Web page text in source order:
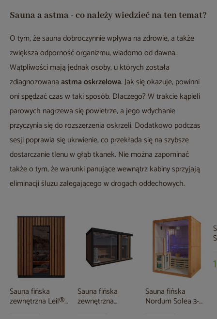
Sauna a astma - co należy wiedzieć na ten temat?
O tym, że sauna dobroczynnie wpływa na zdrowie, a także
zwiększa odporność organizmu, wiadomo od dawna.
Wątpliwości mają jednak osoby, u których została
zdiagnozowanaastma oskrzelowa. Jak się okazuje, powinni
oni spędzać czas w taki sposób. Dlaczego? W trakcie kąpieli
parowych nagrzewa się powietrze, a jego wdychanie
przyczynia się do rozszerzenia oskrzeli. Dodatkowo podczas
sesji poprawia się ukrwienie, co przekłada się na szybsze
dostarczanie tlenu w głąb tkanek. Nie można zapominać
także o tym, że warunki panujące wewnątrz kabiny sprzyjają
eliminacji śluzu zalegającego w drogach oddechowych.
Sauna fińska
zewnętrzna Leil®
Sauna fińska
zewnętrzna
Sauna fińska
Nordum Solea 3-